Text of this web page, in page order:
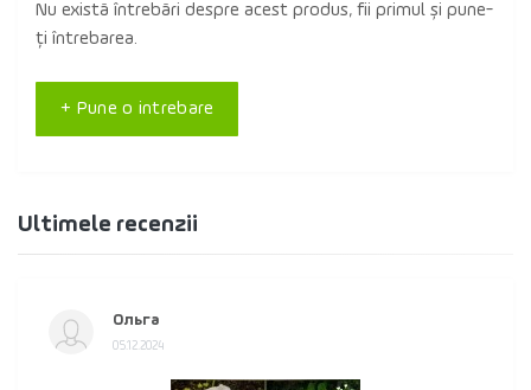
Nu există întrebări despre acest produs, fii primul și pune-
ți întrebarea.
+ Pune o intrebare
Ultimele recenzii
Ольга
05.12.2024